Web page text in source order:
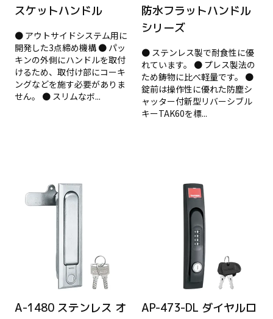
スケットハンドル
● アウトサイドシステム用に
開発した3点締め機構 ● パッ
キンの外側にハンドルを取付
けるため、取付け部にコーキ
ングなどを施す必要がありま
せん。 ● スリムなボ...
防水フラットハンドル
シリーズ
● ステンレス製で耐食性に優
れています。 ● プレス製法の
ため鋳物に比べ軽量です。 ●
錠前は操作性に優れた防塵シ
ャッター付新型リバーシブル
キーTAK60を標...
A-1480 ステンレス オ
AP-473-DL ダイヤルロ